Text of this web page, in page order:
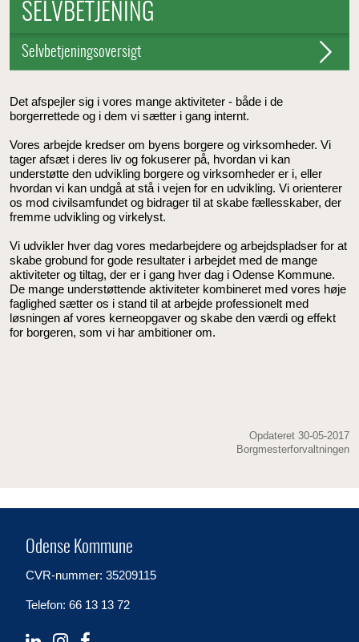
SELVBETJENING
Selvbetjeningsoversigt
Det afspejler sig i vores mange aktiviteter - både i de
borgerrettede og i dem vi sætter i gang internt.
Vores arbejde kredser om byens borgere og virksomheder. Vi
tager afsæt i deres liv og fokuserer på, hvordan vi kan
understøtte den udvikling borgere og virksomheder er i, eller
hvordan vi kan undgå at stå i vejen for en udvikling. Vi orienterer
os mod civilsamfundet og bidrager til at skabe fællesskaber, der
fremme udvikling og virkelyst.
Vi udvikler hver dag vores medarbejdere og arbejdspladser for at
skabe grobund for gode resultater i arbejdet med de mange
aktiviteter og tiltag, der er i gang hver dag i Odense Kommune.
De mange understøttende aktiviteter kombineret med vores høje
faglighed sætter os i stand til at arbejde professionelt med
løsningen af vores kerneopgaver og skabe den værdi og effekt
for borgeren, som vi har ambitioner om.
Opdateret 30-05-2017
Borgmesterforvaltningen
Odense Kommune
CVR-nummer: 35209115
Telefon: 66 13 13 72